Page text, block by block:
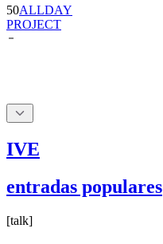
50ALLDAY
PROJECT
IVE
entradas populares
[talk]